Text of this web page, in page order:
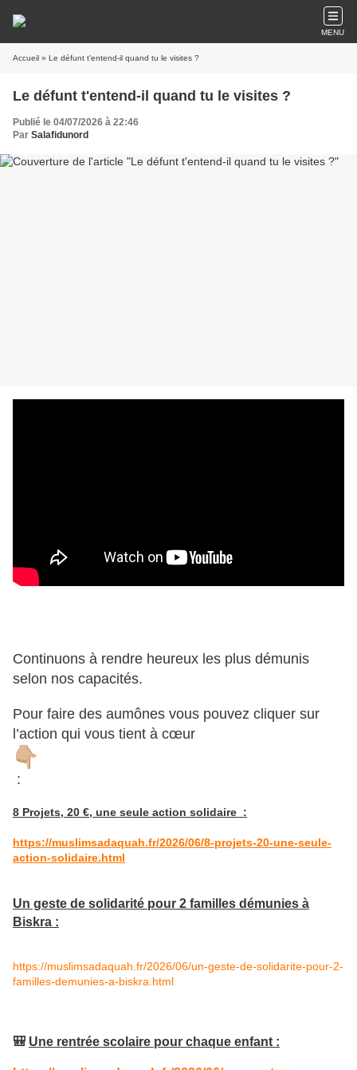
MENU
Accueil » Le défunt t'entend-il quand tu le visites ?
Le défunt t'entend-il quand tu le visites ?
Publié le 04/07/2026 à 22:46
Par Salafidunord
Continuons à rendre heureux les plus démunis
selon nos capacités.
Pour faire des aumônes vous pouvez cliquer sur
l’action qui vous tient à cœur
:
8 Projets, 20 €, une seule action solidaire :
https://muslimsadaquah.fr/2026/06/8-projets-20-une-seule-
action-solidaire.html
Un geste de solidarité pour 2 familles démunies à
Biskra :
https://muslimsadaquah.fr/2026/06/un-geste-de-solidarite-pour-2-
familles-demunies-a-biskra.html
🎒 Une rentrée scolaire pour chaque enfant :